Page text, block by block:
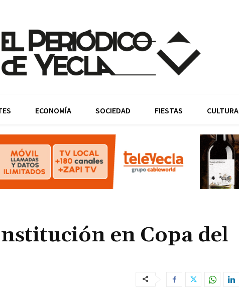
ECONOMÍA SOCIEDAD FIESTAS CULTURA
en Copa del